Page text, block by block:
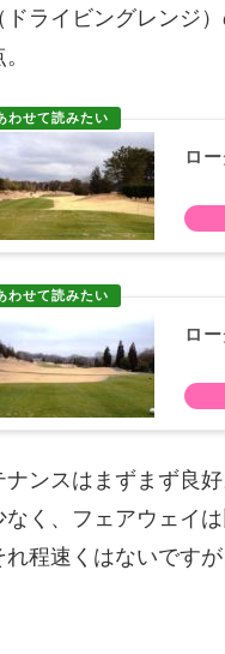
ドライビングレンジ
ロ
ロ
ナンスはまずまず良
く、フェアウェイ
れ程速くはないです